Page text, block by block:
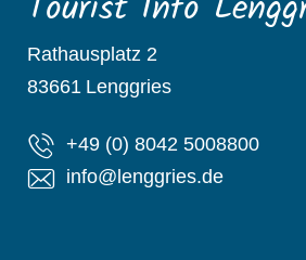
Rathausplatz 2
83661 Lenggries
+49 (0) 8042 5008800
info@lenggries.de